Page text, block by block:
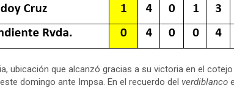
ubicación que alcanzó gracias a su victoria en el
domingo ante Impsa. En el recuerdo del verdiblanco